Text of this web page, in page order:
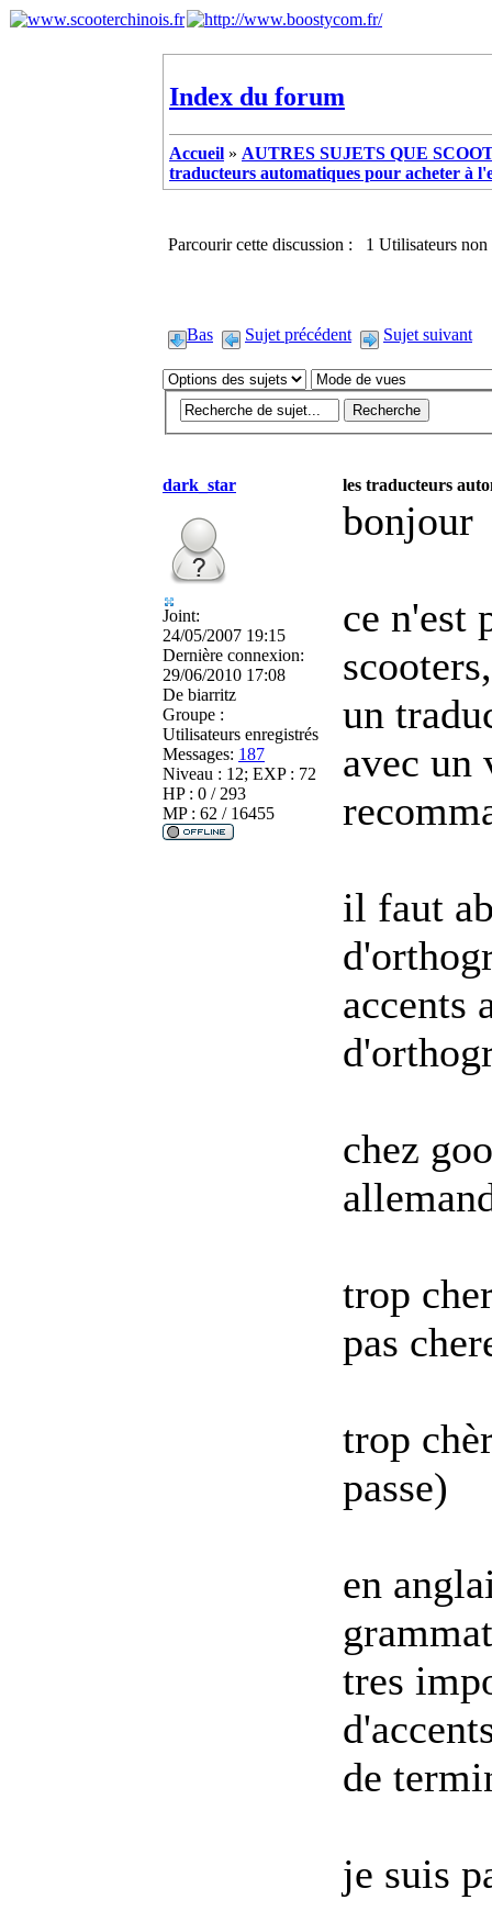
Index du forum
Accueil » AUTRES SUJETS QUE
traducteurs automatiques pour acheter à
Parcourir cette discussion : 1 Utilisateurs non
Bas Sujet précédent Sujet suivant
dark_star les traducteurs
Joint:
24/05/2007 19:15
Dernière connexion:
29/06/2010 17:08
De biarritz
Groupe :
Utilisateurs enregistrés
Messages: 187
Niveau : 12; EXP : 72
HP : 0 / 293
MP : 62 / 16455
bonjour
ce n'est
un
avec un
il faut
accents
chez
trop
pas
trop
passe)
en
tres
de
je suis